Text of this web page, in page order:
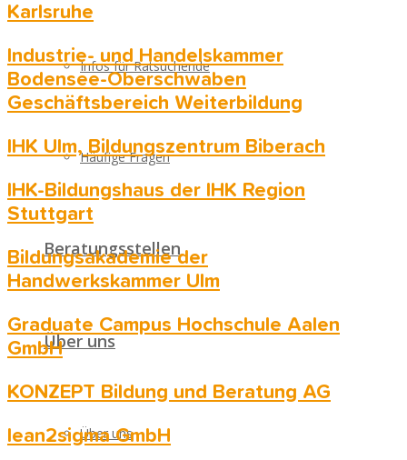
Infos für Ratsuchende
Häufige Fragen
Beratungsstellen
Über uns
Über uns
Karlsruhe
Industrie- und Handelskammer
Bodensee-Oberschwaben
Geschäftsbereich Weiterbildung
IHK Ulm, Bildungszentrum Biberach
IHK-Bildungshaus der IHK Region
Stuttgart
Bildungsakademie der
Handwerkskammer Ulm
Graduate Campus Hochschule Aalen
GmbH
KONZEPT Bildung und Beratung AG
lean2sigma GmbH